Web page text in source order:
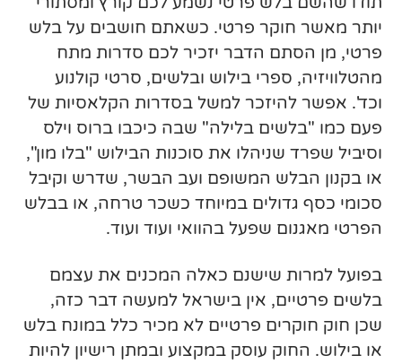
יותר מאשר חוקר פרטי. כשאתם חושבים על בלש
פרטי, מן הסתם הדבר יזכיר לכם סדרות מתח
מהטלוויזיה, ספרי בילוש ובלשים, סרטי קולנוע
וכד'. אפשר להיזכר למשל בסדרות הקלאסיות של
פעם כמו "בלשים בלילה" שבה כיכבו ברוס וילס
וסיביל שפרד שניהלו את סוכנות הבילוש "בלו מון",
או בקנון הבלש המשופם ועב הבשר, שדרש וקיבל
סכומי כסף גדולים במיוחד כשכר טרחה, או בבלש
הפרטי מאגנום שפעל בהוואי ועוד ועוד.
בפועל למרות שישנם כאלה המכנים את עצמם
בלשים פרטיים, אין בישראל למעשה דבר כזה,
שכן חוק חוקרים פרטיים לא מכיר כלל במונח בלש
או בילוש. החוק עוסק במקצוע ובמתן רישיון להיות